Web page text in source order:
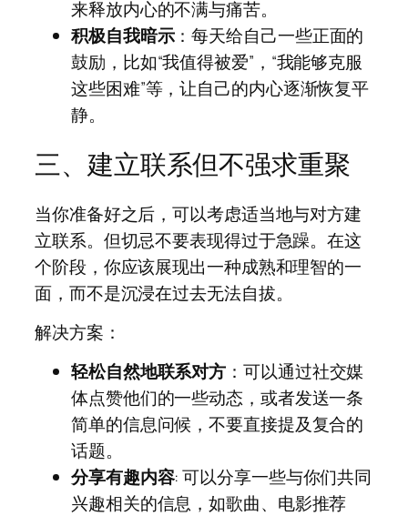
来释放内心的不满与痛苦。
积极自我暗示：每天给自己一些正面的
鼓励，比如“我值得被爱”，“我能够克服
这些困难”等，让自己的内心逐渐恢复平
静。
三、建立联系但不强求重聚
当你准备好之后，可以考虑适当地与对方建
立联系。但切忌不要表现得过于急躁。在这
个阶段，你应该展现出一种成熟和理智的一
面，而不是沉浸在过去无法自拔。
解决方案：
轻松自然地联系对方 ：可以通过社交媒
体点赞他们的一些动态，或者发送一条
简单的信息问候，不要直接提及复合的
话题。
分享有趣内容: 可以分享一些与你们共同
兴趣相关的信息，如歌曲、电影推荐